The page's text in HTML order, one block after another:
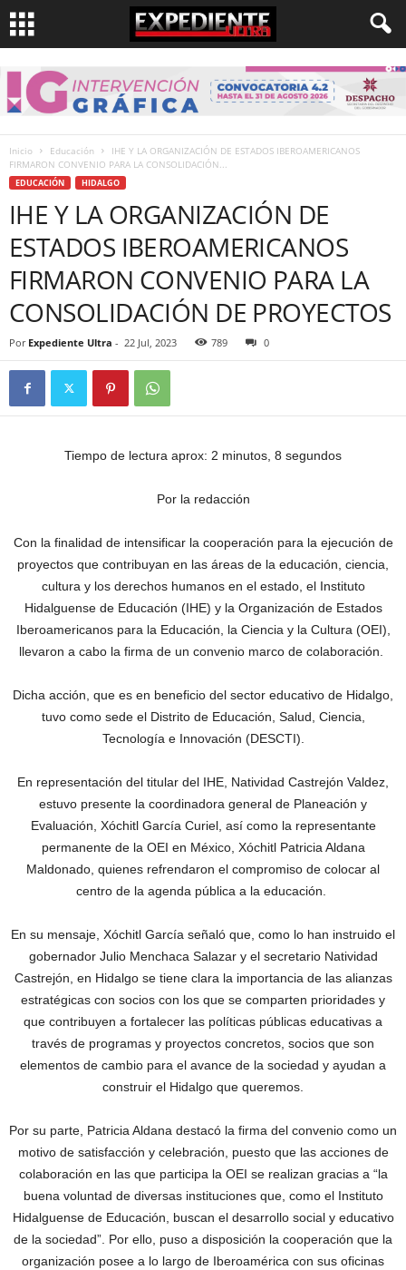
Inicio Educación
IHE Y LA ORGANIZACIÓN DE ESTADOS IBEROAMERICANOS
FIRMARON CONVENIO PARA LA CONSOLIDACIÓN...
EDUCACIÓN HIDALGO
IHE Y LA ORGANIZACIÓN DE
ESTADOS IBEROAMERICANOS
FIRMARON CONVENIO PARA LA
CONSOLIDACIÓN DE PROYECTOS
Por Expediente Ultra - 22 Jul, 2023 789 0
Tiempo de lectura aprox: 2 minutos, 8 segundos
Por la redacción
Con la finalidad de intensificar la cooperación para la ejecución de
proyectos que contribuyan en las áreas de la educación, ciencia,
cultura y los derechos humanos en el estado, el Instituto
Hidalguense de Educación (IHE) y la Organización de Estados
Iberoamericanos para la Educación, la Ciencia y la Cultura (OEI),
llevaron a cabo la firma de un convenio marco de colaboración.
Dicha acción, que es en beneficio del sector educativo de Hidalgo,
tuvo como sede el Distrito de Educación, Salud, Ciencia,
Tecnología e Innovación (DESCTI).
En representación del titular del IHE, Natividad Castrejón Valdez,
estuvo presente la coordinadora general de Planeación y
Evaluación, Xóchitl García Curiel, así como la representante
permanente de la OEI en México, Xóchitl Patricia Aldana
Maldonado, quienes refrendaron el compromiso de colocar al
centro de la agenda pública a la educación.
En su mensaje, Xóchitl García señaló que, como lo han instruido el
gobernador Julio Menchaca Salazar y el secretario Natividad
Castrejón, en Hidalgo se tiene clara la importancia de las alianzas
estratégicas con socios con los que se comparten prioridades y
que contribuyen a fortalecer las políticas públicas educativas a
través de programas y proyectos concretos, socios que son
elementos de cambio para el avance de la sociedad y ayudan a
construir el Hidalgo que queremos.
Por su parte, Patricia Aldana destacó la firma del convenio como un
motivo de satisfacción y celebración, puesto que las acciones de
colaboración en las que participa la OEI se realizan gracias a “la
buena voluntad de diversas instituciones que, como el Instituto
Hidalguense de Educación, buscan el desarrollo social y educativo
de la sociedad”. Por ello, puso a disposición la cooperación que la
organización posee a lo largo de Iberoamérica con sus oficinas